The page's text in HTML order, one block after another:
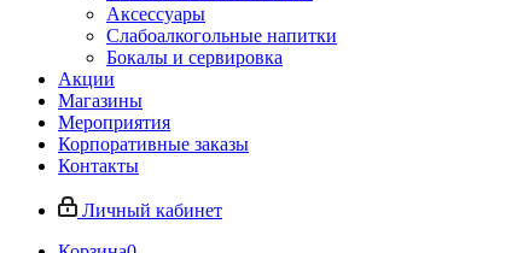
Аксессуары
Слабоалкогольные напитки
Бокалы и сервировка
Акции
Магазины
Мероприятия
Корпоративные заказы
Контакты
Личный кабинет